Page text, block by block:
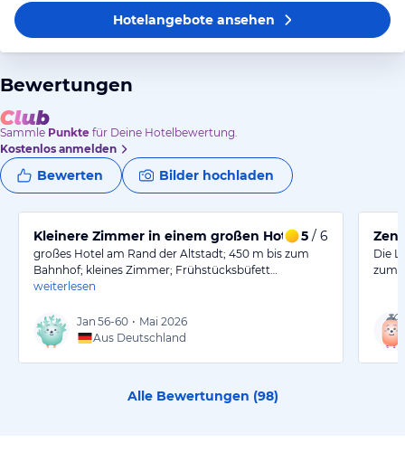
Hotelangeboteansehen
Bewertungen
Sammle Punkte für Deine Hotelbewertung.
Kostenlos anmelden
Bewerten Bilder hochladen
Kleinere Zimmer in einem großen Hotel nahe der
5 / 6
großes Hotel am Rand der Altstadt; 450 m bis zum
Bahnhof; kleines Zimmer; Frühstücksbüfett…
weiterlesen
Jan 56-60 • Mai 2026
Aus Deutschland
Die
zum
Alle Bewertungen (98)